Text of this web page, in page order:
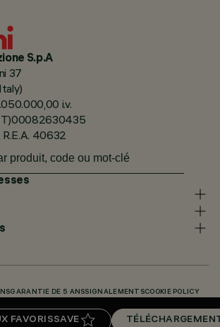
FAVORISSAVE
S.p.A
37
i.v.
40632
GARANTIE DE 5 ANSSIGNALEMENTSCOOKIE POLICY